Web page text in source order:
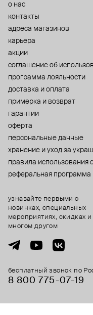
о нас
контакты
адреса магазинов
карьера
акции
cоглашение об
программа лояльности
доставка и оплата
примерка и возврат
гарантии
оферта
персональные данные
хранение и уход за
правила использования
реферальная программа
бесплатный звонок по
8 800 775⁠-07⁠-19
узнавайте первыми о
новинках, специальных
мероприятиях, скидках и
многом другом